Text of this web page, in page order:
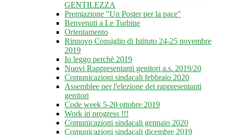
GENTILEZZA
Premiazione "Un Poster per la pace"
Benvenuti a Le Turbine
Orientamento
Rinnovo Consiglio di Istituto 24-25 novembre
2019
Io leggo perchè 2019
Nuovi Rappresentanti genitori a.s. 2019/20
Comunicazioni sindacali febbraio 2020
Assemblee per l'elezione dei rappresentanti
genitori
Code week 5-20 ottobre 2019
Work in progress !!!
Comunicazioni sindacali gennaio 2020
Comunicazioni sindacali dicembre 2019